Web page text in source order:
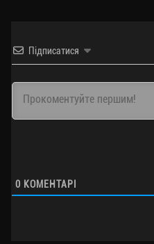
Підписатися
0 КОМЕНТАРІ